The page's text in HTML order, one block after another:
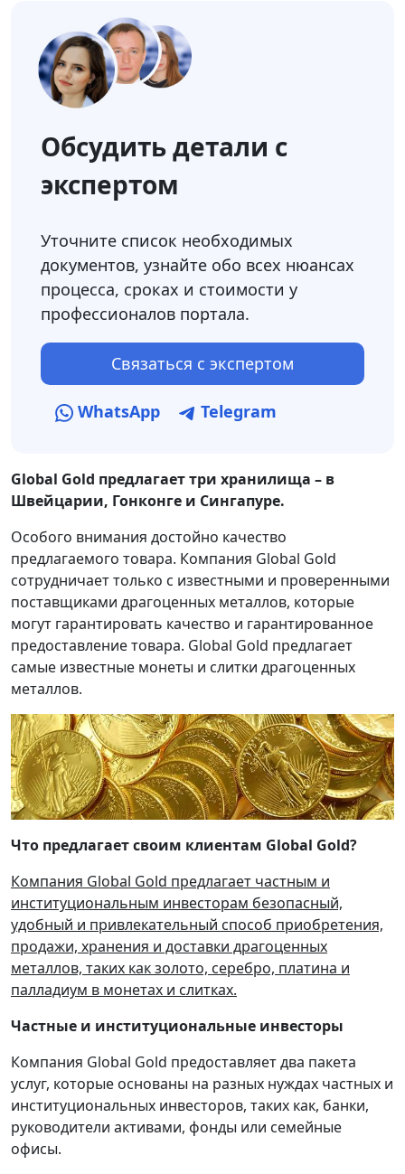
Обсудить детали с
экспертом
Уточните список необходимых
документов, узнайте обо всех нюансах
процесса, сроках и стоимости у
профессионалов портала.
Связаться с экспертом
WhatsApp Telegram
Global Gold предлагает три хранилища – в
Швейцарии, Гонконге и Сингапуре.
Особого внимания достойно качество
предлагаемого товара. Компания Global Gold
сотрудничает только с известными и проверенными
поставщиками драгоценных металлов, которые
могут гарантировать качество и гарантированное
предоставление товара. Global Gold предлагает
самые известные монеты и слитки драгоценных
металлов.
Что предлагает своим клиентам Global Gold?
Компания Global Gold предлагает частным и
институциональным инвесторам безопасный,
удобный и привлекательный способ приобретения,
продажи, хранения и доставки драгоценных
металлов, таких как золото, серебро, платина и
палладиум в монетах и слитках.
Частные и институциональные инвесторы
Компания Global Gold предоставляет два пакета
услуг, которые основаны на разных нуждах частных и
институциональных инвесторов, таких как, банки,
руководители активами, фонды или семейные
офисы.